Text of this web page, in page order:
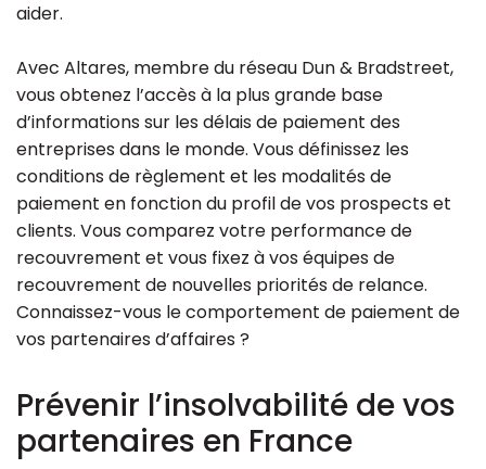
aider.
Avec Altares, membre du réseau Dun & Bradstreet,
vous obtenez l’accès à la plus grande base
d’informations sur les délais de paiement des
entreprises dans le monde. Vous définissez les
conditions de règlement et les modalités de
paiement en fonction du profil de vos prospects et
clients. Vous comparez votre performance de
recouvrement et vous fixez à vos équipes de
recouvrement de nouvelles priorités de relance.
Connaissez-vous le comportement de paiement de
vos partenaires d’affaires ?
Prévenir l’insolvabilité de vos
partenaires en France